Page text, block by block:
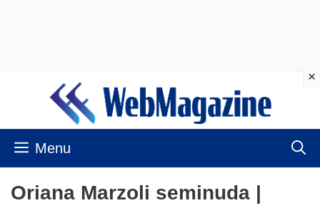
contenuto
Menu
Oriana Marzoli seminuda |